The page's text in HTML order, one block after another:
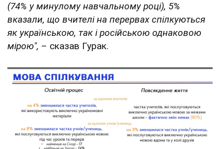
(74% у минулому навчальному році), 5%
вказали, що вчителі на перервах спілкуються
як українською, так і російською однаковою
мірою", – сказав Гурак.